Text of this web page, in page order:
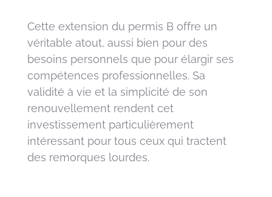
Cette extension du permis B offre un
véritable atout, aussi bien pour des
besoins personnels que pour élargir ses
compétences professionnelles. Sa
validité à vie et la simplicité de son
renouvellement rendent cet
investissement particulièrement
intéressant pour tous ceux qui tractent
des remorques lourdes.